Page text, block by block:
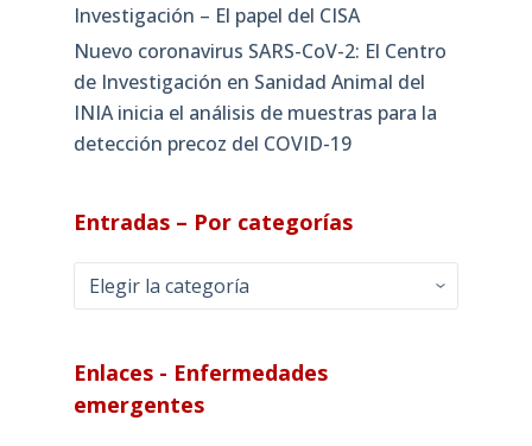
Investigación – El papel del CISA
Nuevo coronavirus SARS-CoV-2: El Centro
de Investigación en Sanidad Animal del
INIA inicia el análisis de muestras para la
detección precoz del COVID-19
Entradas – Por categorías
Entradas
–
categorías
Enlaces - Enfermedades
emergentes